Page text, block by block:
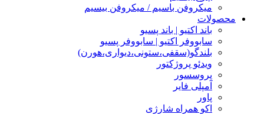
میکروفن باسیم / میکروفن بیسیم
محصولات
باند اکتیو | باند پسیو
سابووفر اکتیو | سابووفر پسیو
بلندگو(سقفی،ستونی،دیواری،هورن)
ویدئو پروژکتور
پروسسور
آمپلی فایر
پاور
اکو همراه شارژی